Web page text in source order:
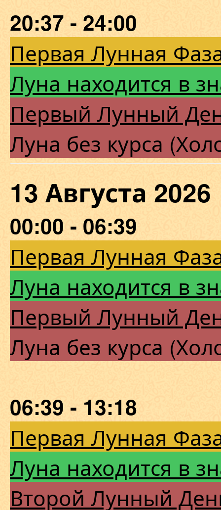
20:37 - 24:00
Первая Лунная
Луна находится в
Первый Лунный
Луна без курса
13 Августа
00:00 - 06:39
Первая Лунная
Луна находится в
Первый Лунный
Луна без курса
06:39 - 13:18
Первая Лунная
Луна находится в
Второй Лунный